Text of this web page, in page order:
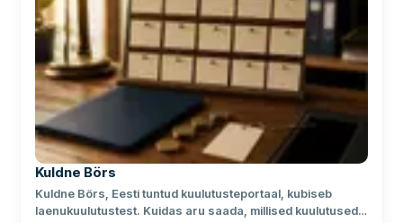
Kuldne Börs
Kuldne Börs, Eesti tuntud kuulutusteportaal, kubiseb
laenukuulutustest. Kuidas aru saada, millised kuulutused